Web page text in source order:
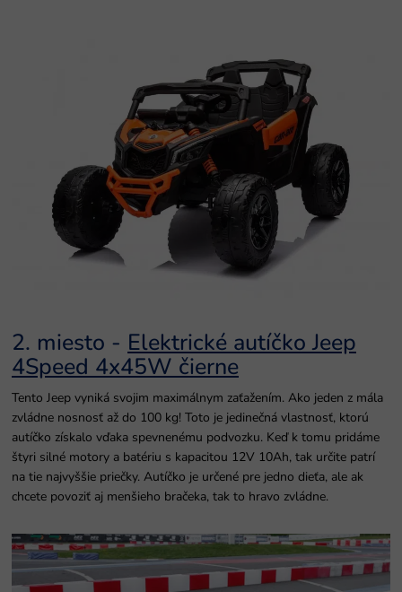
2. miesto - Elektrické autíčko Jeep
4Speed 4x45W čierne
Tento Jeep vyniká svojim maximálnym zaťažením. Ako jeden z mála
zvládne nosnosť až do 100 kg! Toto je jedinečná vlastnosť, ktorú
autíčko získalo vďaka spevnenému podvozku. Keď k tomu pridáme
štyri silné motory a batériu s kapacitou 12V 10Ah, tak určite patrí
na tie najvyššie priečky. Autíčko je určené pre jedno dieťa, ale ak
chcete povoziť aj menšieho bračeka, tak to hravo zvládne.